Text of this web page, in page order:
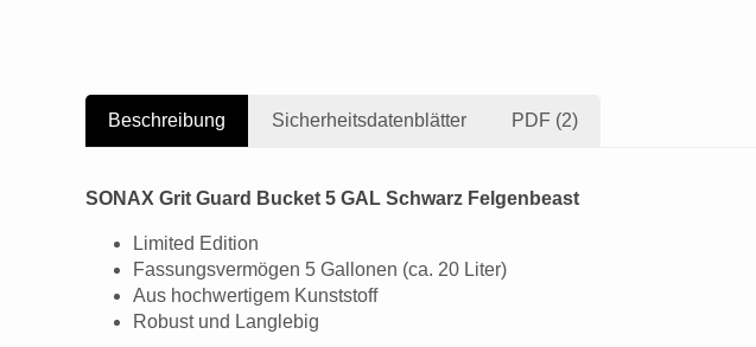
Beschreibung Sicherheitsdatenblätter PDF (2)
SONAX Grit Guard Bucket 5 GAL Schwarz Felgenbeast
Limited Edition
Fassungsvermögen 5 Gallonen (ca. 20 Liter)
Aus hochwertigem Kunststoff
Robust und Langlebig